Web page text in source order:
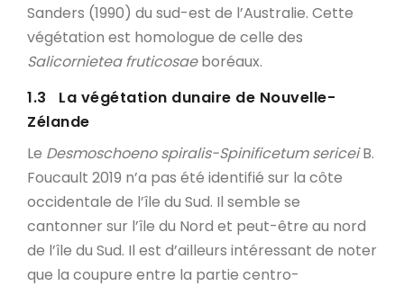
Sanders (1990) du sud-est de l’Australie. Cette
végétation est homologue de celle des
Salicornietea fruticosaeboréaux.
1.3 La végétation dunaire de Nouvelle-
Zélande
Le Desmoschoeno spiralis-Spinificetum sericeiB.
Foucault 2019 n’a pas été identifié sur la côte
occidentale de l’île du Sud. Il semble se
cantonner sur l’île du Nord et peut-être au nord
de l’île du Sud. Il est d’ailleurs intéressant de noter
que la coupure entre la partie centro-